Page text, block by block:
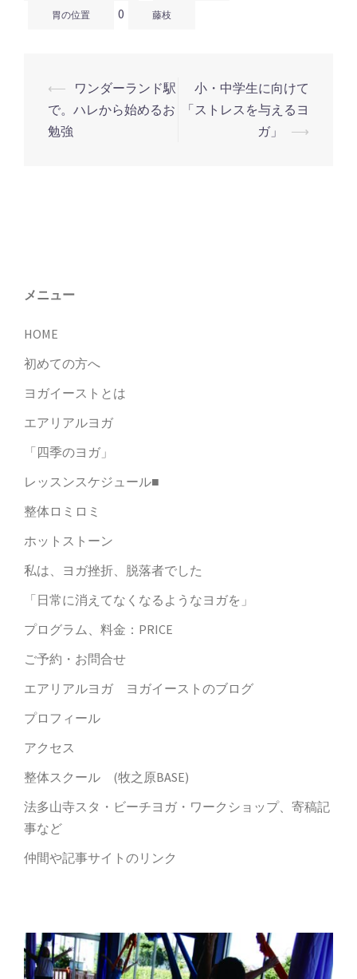
胃の位置 0 藤枝
投
稿
ナ
ン
⟵
ワンダーランド駅
で。ハレから始めるお
勉強
小・中学生に向けて
「ストレスを与えるヨ
ガ」
⟶
メニュー
HOME
初めての方へ
ヨガイーストとは
エアリアルヨガ
「四季のヨガ」
レッスンスケジュール■
整体ロミロミ
ホットストーン
私は、ヨガ挫折、脱落者でした
「日常に消えてなくなるようなヨガを」
プログラム、料金：PRICE
ご予約・お問合せ
エアリアルヨガ ヨガイーストのブログ
プロフィール
アクセス
整体スクール (牧之原BASE)
法多山寺スタ・ビーチヨガ・ワークショップ、寄稿記
事など
仲間や記事サイトのリンク